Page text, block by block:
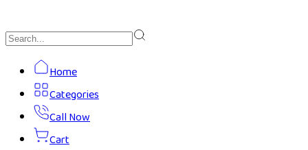
Home
Categories
Call Now
Cart